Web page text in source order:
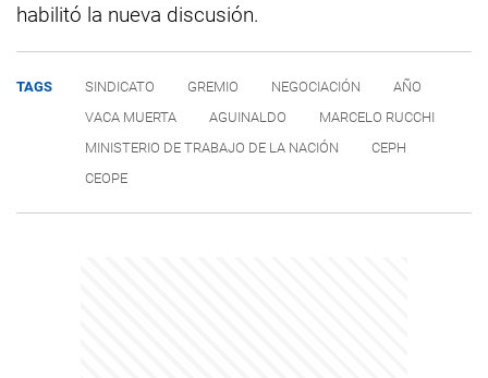
habilitó la nueva discusión.
TAGS SINDICATO GREMIO NEGOCIACIÓN
AÑO
VACA MUERTA
AGUINALDO
MARCELO RUCCHI
MINISTERIO DE TRABAJO DE LA NACIÓN
CEPH
CEOPE